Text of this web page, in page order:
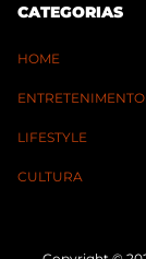
CATEGORIAS
HOME
ENTRETENIMENTO
LIFESTYLE
CULTURA